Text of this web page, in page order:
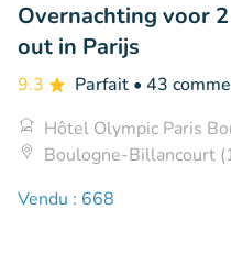
Overnachting voor
out in Parijs
9.3 Parfait • 43
Hôtel Olympic Paris
Boulogne-Billancourt
Vendu : 668